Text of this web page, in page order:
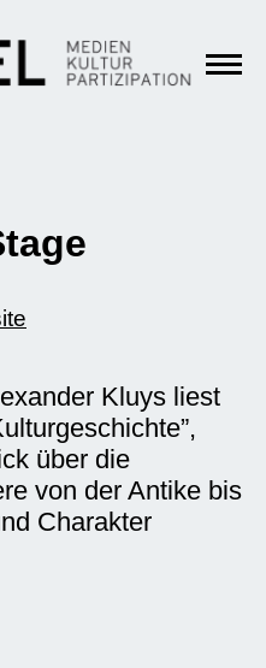
Kluys liest
über die
von der Antike bis
Charakter